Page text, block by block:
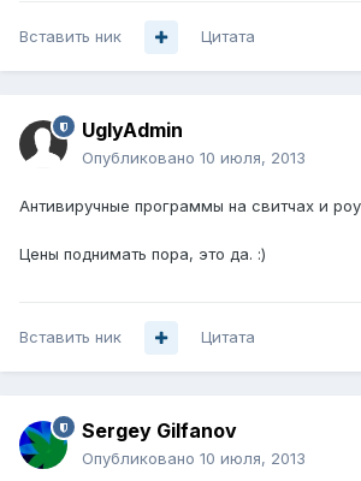
Вставить ник Цитата
UglyAdmin
Опубликовано 10 июля, 2013
Антивиручные программы на свитчах и
Цены поднимать пора, это да. :)
Вставить ник Цитата
Sergey Gilfanov
Опубликовано 10 июля, 2013